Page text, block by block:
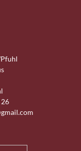
gmail.com